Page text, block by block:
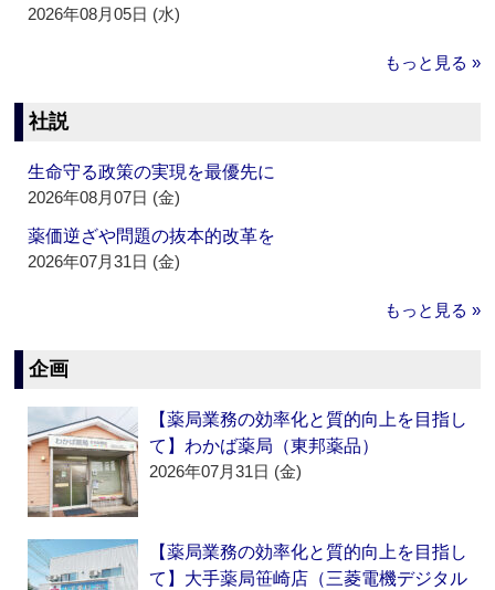
2026年08月05日 (水)
もっと見る »
社説
生命守る政策の実現を最優先に
2026年08月07日 (金)
薬価逆ざや問題の抜本的改革を
2026年07月31日 (金)
もっと見る »
企画
【薬局業務の効率化と質的向上を目指し
て】わかば薬局（東邦薬品）
2026年07月31日 (金)
【薬局業務の効率化と質的向上を目指し
て】大手薬局笹崎店（三菱電機デジタル